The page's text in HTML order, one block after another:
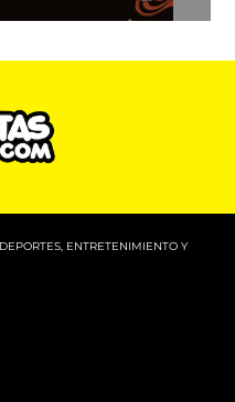
ENTRETENIMIENTO Y